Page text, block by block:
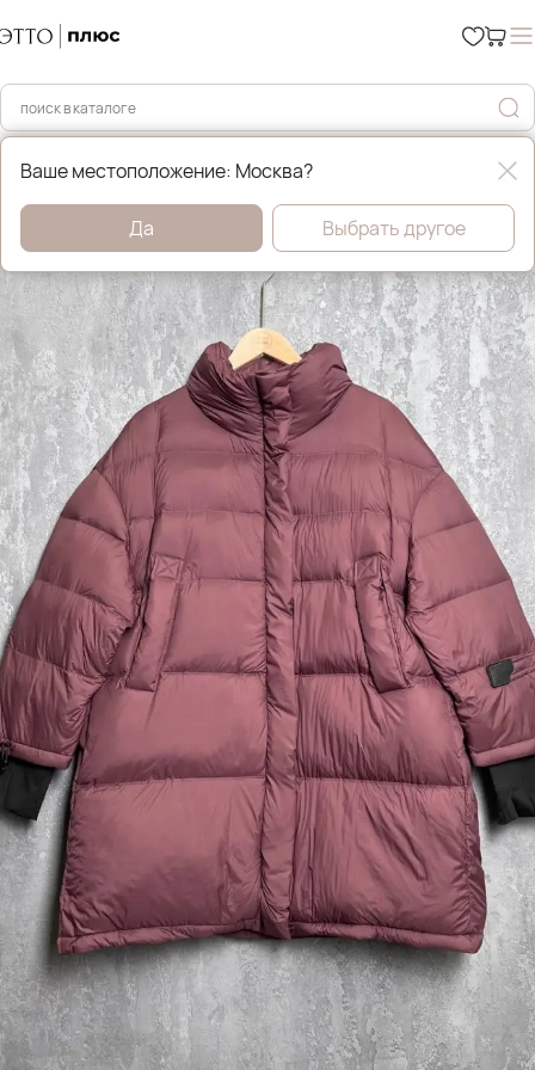
Главная Зимние пуховики и куртки
Ваше местоположение: Москва?
Да Выбрать другое